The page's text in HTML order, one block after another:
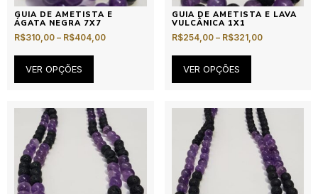
GUIA DE AMETISTA E
ÁGATA NEGRA 7X7
R$310,00 – R$404,00
VER OPÇÕES
GUIA DE AMETISTA E LAVA
VULCÂNICA 1X1
R$254,00 – R$321,00
VER OPÇÕES